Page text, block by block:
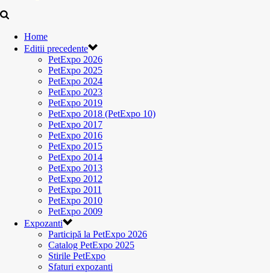
Home
Editii precedente
PetExpo 2026
PetExpo 2025
PetExpo 2024
PetExpo 2023
PetExpo 2019
PetExpo 2018 (PetExpo 10)
PetExpo 2017
PetExpo 2016
PetExpo 2015
PetExpo 2014
PetExpo 2013
PetExpo 2012
PetExpo 2011
PetExpo 2010
PetExpo 2009
Expozanti
Participă la PetExpo 2026
Catalog PetExpo 2025
Stirile PetExpo
Sfaturi expozanti